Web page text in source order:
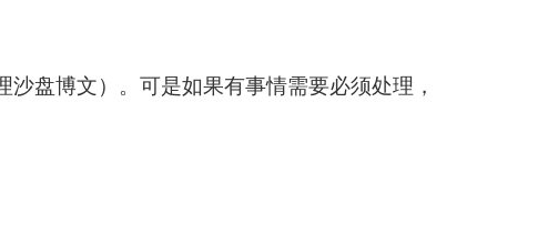
沙盘博文）。可是如果有事情需要必须处理，